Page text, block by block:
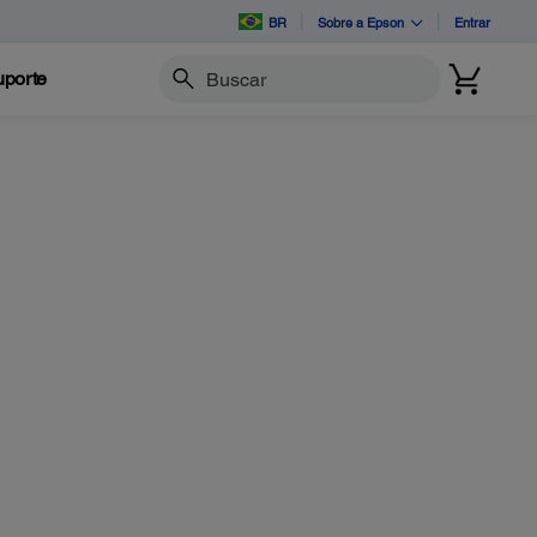
BR Sobre a Epson Entrar
Buscar